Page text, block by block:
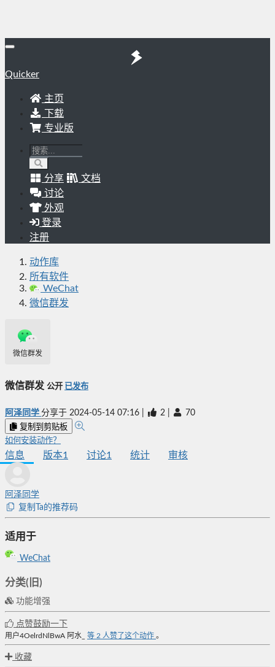
Quicker
主页
下载
专业版
分享
文档
讨论
外观
登录
注册
动作库
所有软件
WeChat
微信群发
微信群发
微信群发 公开 已发布
阿泽同学 分享于 2024-05-14 07:16 2 70
复制到剪贴板
如何安装动作？
信息 版本1 讨论1 统计 审核
阿泽同学
复制Ta的推荐码
适用于
WeChat
分类(旧)
功能增强
点赞鼓励一下
用户4OelrdNlBwA 阿水_ 等 2 人赞了这个动作 。
收藏